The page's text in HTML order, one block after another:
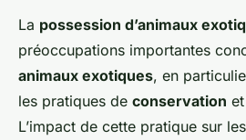
La possession d’animaux
préoccupations importantes
animaux exotiques, en
les pratiques de conservation
L’impact de cette pratique sur